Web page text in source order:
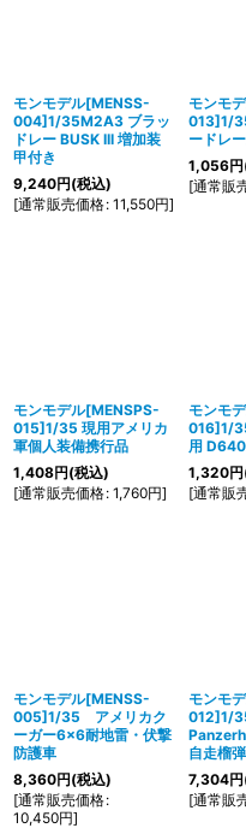
モンモデル[MENSS-
004]1/35M2A3 ブラッ
ドレー BUSK III 増加装
甲付き
9,240円(税込)
[通常販売価格: 11,550円]
モンモ
013]1/
ードレ
1,056円
[通常販
モンモデル[MENSPS-
015]1/35 現用アメリカ
軍個人装備携行品
1,408円(税込)
[通常販売価格: 1,760円]
モンモ
016]1/
用
1,320円
[通常販
モンモデル[MENSS-
005]1/35 アメリカク
ーガー6×6耐地雷・伏撃
防護車
8,360円(税込)
[通常販売価格:
10,450円]
モンモ
012]1/
自走榴
7,304円
[通常販